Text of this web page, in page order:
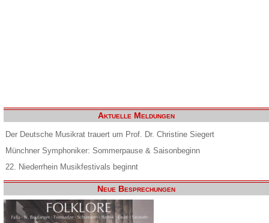
Aktuelle Meldungen
Der Deutsche Musikrat trauert um Prof. Dr. Christine Siegert
Münchner Symphoniker: Sommerpause & Saisonbeginn
22. Niederrhein Musikfestivals beginnt
Neue Besprechungen